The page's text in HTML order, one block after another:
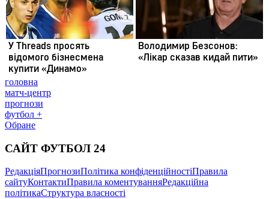
головна
матч-центр
прогнози
футбол +
Обране
САЙТ ФУТБОЛ 24
РедакціяПрогнозиПолітика конфіденційностіПравила
сайтуКонтактиПравила коментуванняРедакційна
політикаСтруктура власності